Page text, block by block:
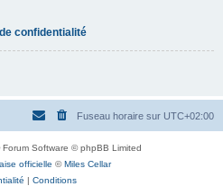
confidentialité
Fuseau horaire sur UTC+02:00
Forum Software © phpBB Limited
officielle ©Miles Cellar
| Conditions